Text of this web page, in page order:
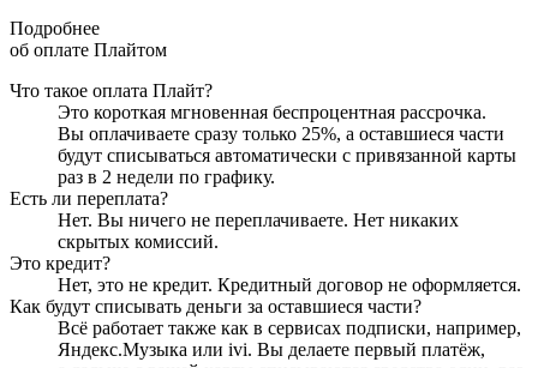
Подробнее
об оплате Плайтом
Что такое оплата Плайт?
Это короткая мгновенная беспроцентная рассрочка.
Вы оплачиваете сразу только 25%, а оставшиеся части
будут списываться автоматически с привязанной карты
раз в 2 недели по графику.
Есть ли переплата?
Нет. Вы ничего не переплачиваете. Нет никаких
скрытых комиссий.
Это кредит?
Нет, это не кредит. Кредитный договор не оформляется.
Как будут списывать деньги за оставшиеся части?
Всё работает также как в сервисах подписки, например,
Яндекс.Музыка или ivi. Вы делаете первый платёж,